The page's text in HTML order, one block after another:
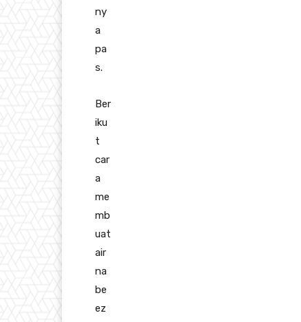
ny
a
pa
s.
Ber
iku
t
car
a
me
mb
uat
air
na
be
ez